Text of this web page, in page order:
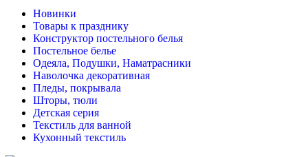
Новинки
Товары к празднику
Конструктор постельного белья
Постельное белье
Одеяла, Подушки, Наматрасники
Наволочка декоративная
Пледы, покрывала
Шторы, тюли
Детская серия
Текстиль для ванной
Кухонный текстиль